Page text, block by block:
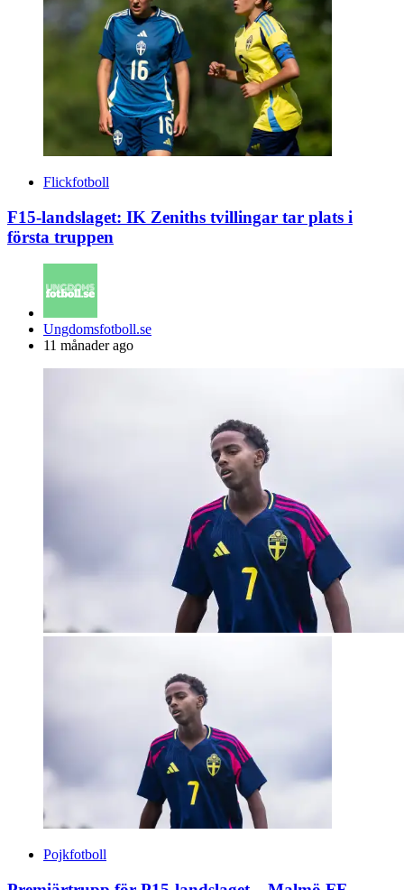
Flickfotboll
F15-landslaget: IK Zeniths tvillingar tar plats i
första truppen
Posted
by
Ungdomsfotboll.se
11 månader ago
Pojkfotboll